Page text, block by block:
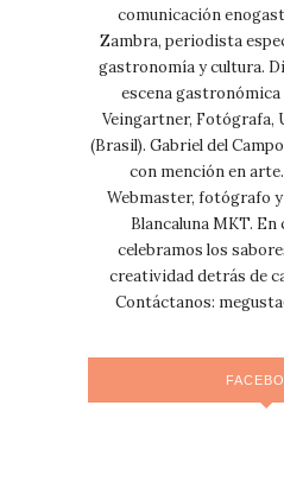
comunicación
Zambra, periodista
gastronomía y cultura.
escena gastronómica
Veingartner, Fotógrafa,
(Brasil). Gabriel del
con mención en
Webmaster, fotógrafo
Blancaluna MKT.
celebramos los
creatividad detrás de
Contáctanos: